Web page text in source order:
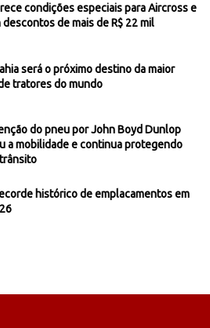
condições especiais para Aircross e
descontos de mais de R$ 22 mil
será o próximo destino da maior
tratores do mundo
do pneu por John Boyd Dunlop
a mobilidade e continua protegendo
histórico de emplacamentos em